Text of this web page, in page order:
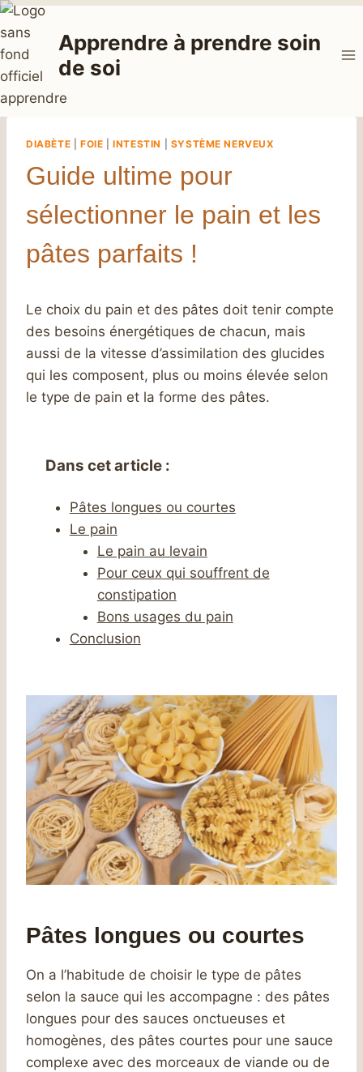
Aller
au
contenu
Apprendre à prendre soin
de soi
DIABÈTE FOIE |INTESTIN SYSTÈME NERVEUX
Guide ultime pour
sélectionner le pain et les
pâtes parfaits !
Le choix du pain et des pâtes doit tenir compte
des besoins énergétiques de chacun, mais
aussi de la vitesse d’assimilation des glucides
qui les composent, plus ou moins élevée selon
le type de pain et la forme des pâtes.
Dans cet article :
Pâtes longues ou courtes
Le pain
Le pain au levain
Pour ceux qui souffrent de
constipation
Bons usages du pain
Conclusion
Pâtes longues ou courtes
On a l’habitude de choisir le type de pâtes
selon la sauce qui les accompagne : des pâtes
longues pour des sauces onctueuses et
homogènes, des pâtes courtes pour une sauce
complexe avec des morceaux de viande ou de